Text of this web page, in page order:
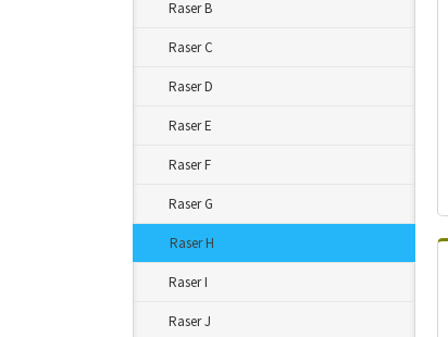
Raser B
Raser C
Raser D
Raser E
Raser F
Raser G
Raser H
Raser I
Raser J